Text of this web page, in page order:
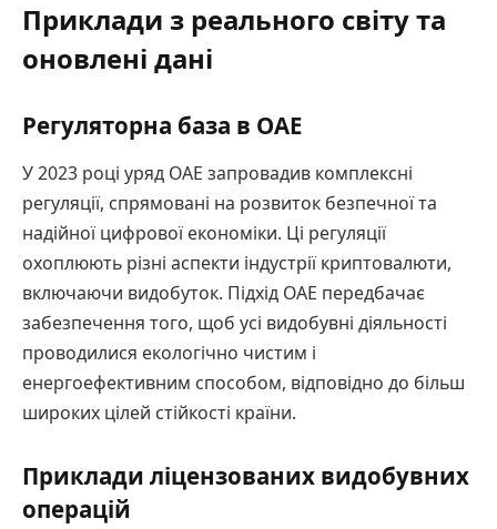
Приклади з реального світу та
оновлені дані
Регуляторна база в ОАЕ
У 2023 році уряд ОАЕ запровадив комплексні
регуляції, спрямовані на розвиток безпечної та
надійної цифрової економіки. Ці регуляції
охоплюють різні аспекти індустрії криптовалюти,
включаючи видобуток. Підхід ОАЕ передбачає
забезпечення того, щоб усі видобувні діяльності
проводилися екологічно чистим і
енергоефективним способом, відповідно до більш
широких цілей стійкості країни.
Приклади ліцензованих видобувних
операцій